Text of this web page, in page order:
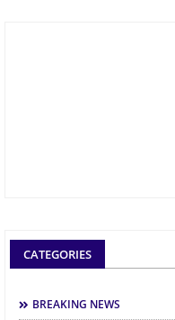
CATEGORIES
BREAKING NEWS